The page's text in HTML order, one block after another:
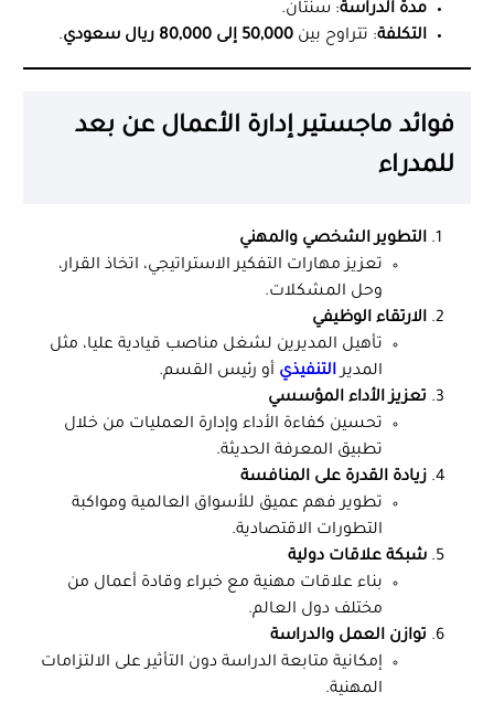
مدة الدراسة: سنتان.
التكلفة: تتراوح بين 50,000 إلى 80,000 ريال سعودي .
فوائد ماجستير إدارة الأعمال عن بعد
للمدراء
التطوير الشخصي والمهني
تعزيز مهارات التفكير الاستراتيجي، اتخاذ القرار،
وحل المشكلات.
الارتقاء الوظيفي
تأهيل المديرين لشغل مناصب قيادية عليا، مثل
المديرالتنفيذي أو رئيس القسم.
تعزيز الأداء المؤسسي
تحسين كفاءة الأداء وإدارة العمليات من خلال
تطبيق المعرفة الحديثة.
زيادة القدرة على المنافسة
تطوير فهم عميق للأسواق العالمية ومواكبة
التطورات الاقتصادية.
شبكة علاقات دولية
بناء علاقات مهنية مع خبراء وقادة أعمال من
مختلف دول العالم.
توازن العمل والدراسة
إمكانية متابعة الدراسة دون التأثير على الالتزامات
المهنية.